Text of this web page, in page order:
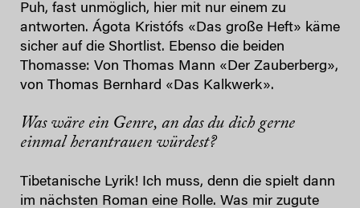
Puh, fast unmöglich, hier mit nur einem zu
antworten. Ágota Kristófs «Das große Heft» käme
sicher auf die Shortlist. Ebenso die beiden
Thomasse: Von Thomas Mann «Der Zauberberg»,
von Thomas Bernhard «Das Kalkwerk».
Was wäre ein Genre, an das du dich gerne
einmal herantrauen würdest?
Tibetanische Lyrik! Ich muss, denn die spielt dann
im nächsten Roman eine Rolle. Was mir zugute